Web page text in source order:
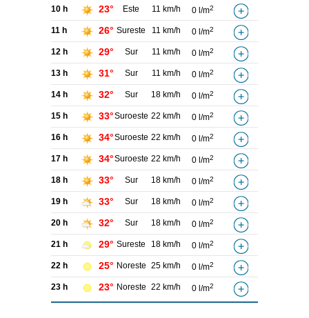
10 h 23° Este 11 km/h 0 l/m2
11 h 26° Sureste 11 km/h 0 l/m2
12 h 29° Sur 11 km/h 0 l/m2
13 h 31° Sur 11 km/h 0 l/m2
14 h 32° Sur 18 km/h 0 l/m2
15 h 33°Suroeste 22 km/h 0 l/m2
16 h 34°Suroeste 22 km/h 0 l/m2
17 h 34°Suroeste 22 km/h 0 l/m2
18 h 33° Sur 18 km/h 0 l/m2
19 h 33° Sur 18 km/h 0 l/m2
20 h 32° Sur 18 km/h 0 l/m2
21 h 29° Sureste 18 km/h 0 l/m2
22 h 25° Noreste 25 km/h 0 l/m2
23 h 23° Noreste 22 km/h 0 l/m2